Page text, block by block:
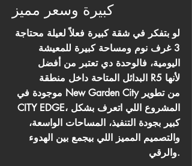
كبيرة وسعر مميز
لو بتفكر في شقة كبيرة فعلاً لعيلة محتاجة
3 غرف نوم ومساحة كبيرة للمعيشة
اليومية، فالوحدة دي تعتبر من أفضل
البدائل المتاحة داخل منطقة R5 لأنها
موجودة في New Garden City من تطوير
CITY EDGE، المشروع اللي اتعرف بشكل
كبير بجودة التنفيذ، المساحات الواسعة،
والتصميم المميز اللي بيجمع بين الهدوء
والرقي.